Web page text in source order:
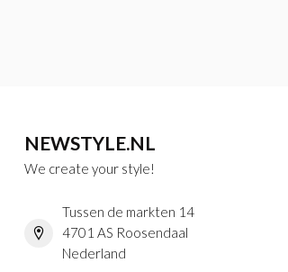
NEWSTYLE.NL
We create your style!
Tussen de markten 14
4701 AS Roosendaal
Nederland